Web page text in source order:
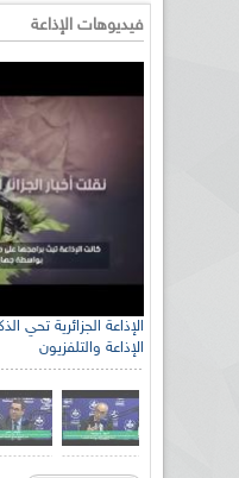
فيديوهات الإذاعة
الإذاعة والتلفزيون